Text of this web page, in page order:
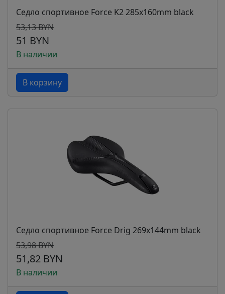
Седло спортивное Force K2 285x160mm black
53,13 BYN
51 BYN
В наличии
В корзину
Седло спортивное Force Drig 269x144mm black
53,98 BYN
51,82 BYN
В наличии